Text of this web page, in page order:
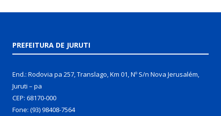
PREFEITURA DE JURUTI
End.: Rodovia pa 257, Translago, Km 01, Nº S/n Nova Jerusalém,
Juruti – pa
CEP: 68170-000
Fone: (93) 98408-7564